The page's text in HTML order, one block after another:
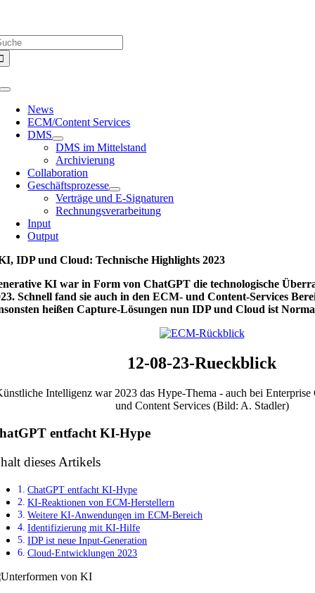
springen
Toggle
Navigation
News
ECM/Content Services
DMS
DMS im Mittelstand
Archivierung
Collaboration
Geschäftsprozesse
Verträge und E-Signaturen
Rechnungsverarbeitung
Input
Output
IDP und Cloud: Technische Highlights 2023
KI war in Form von ChatGPT die technologische
Schnell fand sie auch in den ECM- und Content-Services
heißen Capture-Lösungen nun IDP und Cloud ist
12-08-23-Rueckblick
Intelligenz war 2023 das Hype-Thema - auch bei Enterprise
und Content Services (Bild: A. Stadler)
entfacht KI-Hype
dieses Artikels
ChatGPT entfacht KI-Hype
KI-Reaktionen von ECM-Herstellern
Weitere KI-Anwendungen im ECM-Bereich
Identifizierung mit KI-Hilfe
IDP ist neue Input-Generation
Cloud-Entwicklungen 2023